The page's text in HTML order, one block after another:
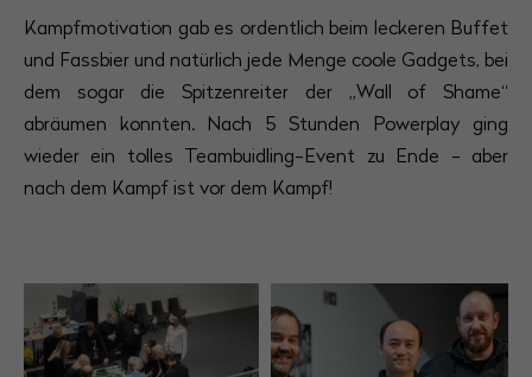
Kampfmotivation gab es ordentlich beim leckeren Buffet
und Fassbier und natürlich jede Menge coole Gadgets, bei
dem sogar die Spitzenreiter der „Wall of Shame“
abräumen konnten. Nach 5 Stunden Powerplay ging
wieder ein tolles Teambuidling-Event zu Ende - aber
nach dem Kampf ist vor dem Kampf!